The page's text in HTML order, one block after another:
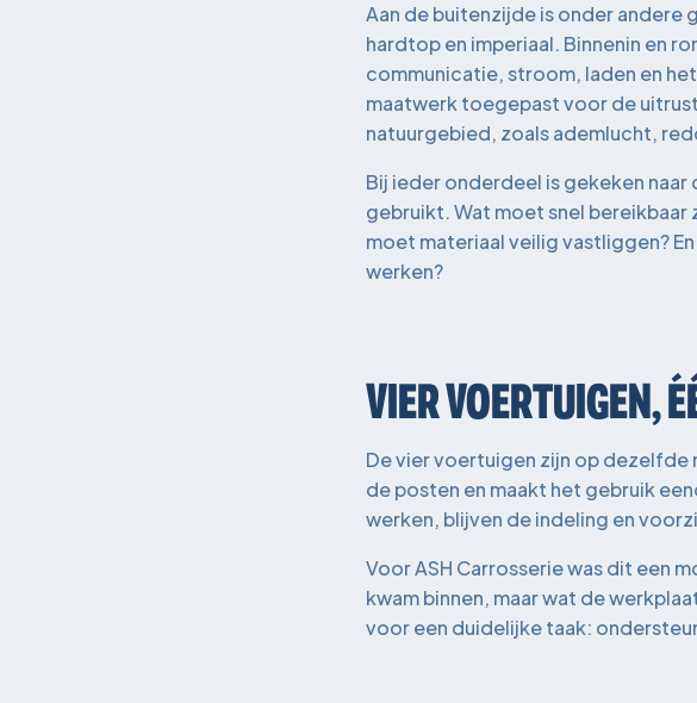
Aan de buitenzijde is onder
hardtop en imperiaal. Binnenin en
communicatie, stroom, laden en
maatwerk toegepast voor de
natuurgebied, zoals ademlucht,
Bij ieder onderdeel is gekeken
gebruikt. Wat moet snel bereikbaar
moet materiaal veilig vastliggen?
werken?
VIER VOERTUIGEN,
De vier voertuigen zijn op
de posten en maakt het gebruik
werken, blijven de indeling en
Voor ASH Carrosserie was dit een
kwam binnen, maar wat de
voor een duidelijke taak: